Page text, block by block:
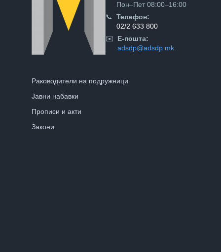
Пон–Пет 08:00–16:00
📞 Телефон:
02/2 633 800
✉️
Е-пошта:
adsdp@adsdp.mk
Раководители на подружници
Јавни набавки
Прописи и акти
Закони